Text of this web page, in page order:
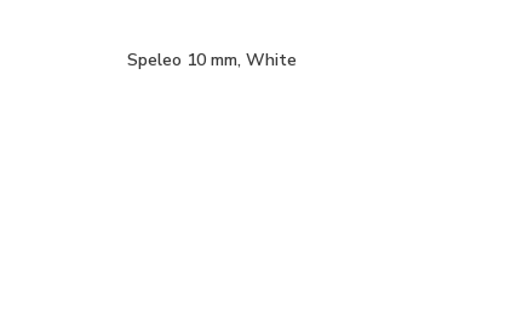
Speleo 10 mm, White